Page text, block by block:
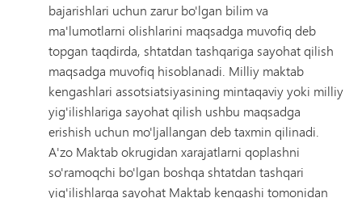
bajarishlari uchun zarur bo'lgan bilim va
ma'lumotlarni olishlarini maqsadga muvofiq deb
topgan taqdirda, shtatdan tashqariga sayohat qilish
maqsadga muvofiq hisoblanadi. Milliy maktab
kengashlari assotsiatsiyasining mintaqaviy yoki milliy
yig'ilishlariga sayohat qilish ushbu maqsadga
erishish uchun mo'ljallangan deb taxmin qilinadi.
A'zo Maktab okrugidan xarajatlarni qoplashni
so'ramoqchi bo'lgan boshqa shtatdan tashqari
yig'ilishlarga sayohat Maktab kengashi tomonidan